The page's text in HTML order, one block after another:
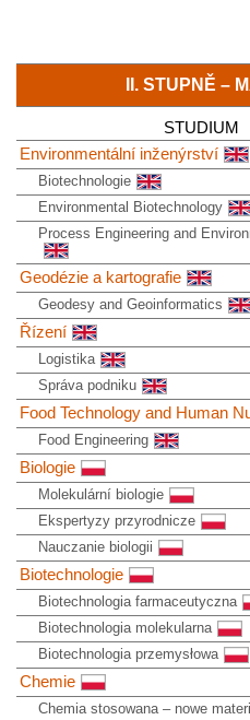
II. STUPNĚ –
STUDIUM
Environmentální inženýrství
Biotechnologie
Environmental Biotechnology
Process Engineering and
Geodézie a kartografie
Geodesy and Geoinformatics
Řízení
Logistika
Správa podniku
Food Technology and Human
Food Engineering
Biologie
Molekulární biologie
Ekspertyzy przyrodnicze
Nauczanie biologii
Biotechnologie
Biotechnologia farmaceutyczna
Biotechnologia molekularna
Biotechnologia przemysłowa
Chemie
Chemia stosowana – nowe